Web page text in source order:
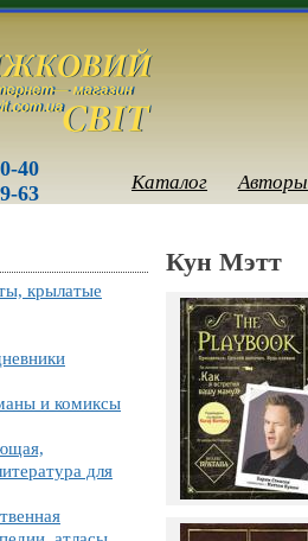
40
63 Каталог Авторы
крылатые
и комиксы
для
Кун Мэтт